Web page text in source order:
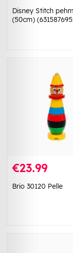
Disney Stitch
(50cm)
€23.99
Brio 30120 Pelle